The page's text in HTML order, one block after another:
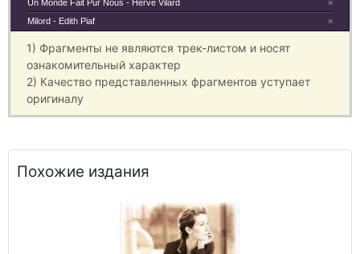
×
Un Monde Fait Pur Nous - Herve Vilard
×
Milord - Edith Piaf
1) Фрагменты не являются трек-листом и носят
ознакомительный характер
2) Качество представленных фрагментов уступает
оригиналу
Похожие издания